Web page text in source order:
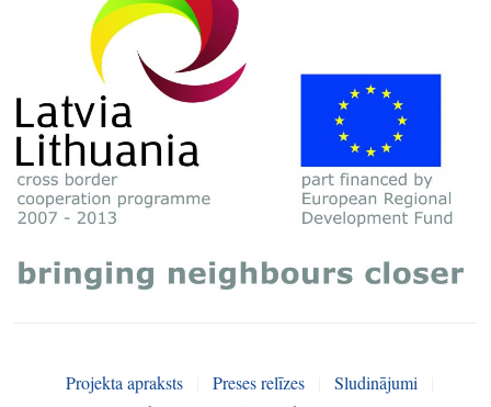
Projekta apraksts Preses relīzes Sludinājumi